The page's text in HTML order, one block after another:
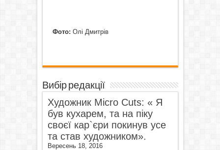
Фото: Олі Дмитрів
Вибір редакції
Художник Micro Cuts: « Я
був кухарем, та на піку
своєї кар`єри покинув усе
та став художником».
Вересень 18, 2016